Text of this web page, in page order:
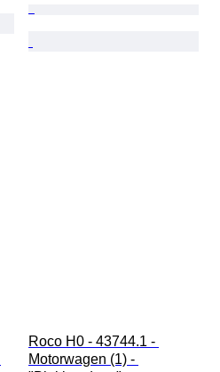
Roco H0 - 43744.1 -
Motorwagen (1) -